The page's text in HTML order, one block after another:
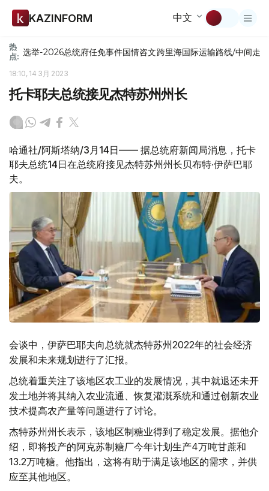
KAZINFORM 中文
热
点: 选举-2026总统府任免事件国情咨文跨里海国际运输路线/中间走廊
18:10, 14 3月 2023
托卡耶夫总统接见杰特苏州州长
哈通社/阿斯塔纳/3月14日—— 据总统府新闻局消息，托卡
耶夫总统14日在总统府接见杰特苏州州长贝布特·伊萨巴耶
夫。
会谈中，伊萨巴耶夫向总统就杰特苏州2022年的社会经济
发展和未来规划进行了汇报。
总统着重关注了该地区农工业的发展情况，其中就退还未开
发土地并将其纳入农业流通、恢复灌溉系统和通过创新农业
技术提高农产量等问题进行了讨论。
杰特苏州州长表示，该地区制糖业得到了稳定发展。据他介
绍，即将投产的阿克苏制糖厂今年计划生产4万吨甘蔗和
13.2万吨糖。他指出，这将有助于满足该地区的需求，并供
应至其他地区。